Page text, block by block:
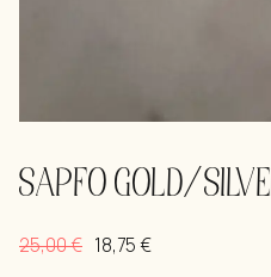
SAPFO GOLD/
25,00€ 18,75€